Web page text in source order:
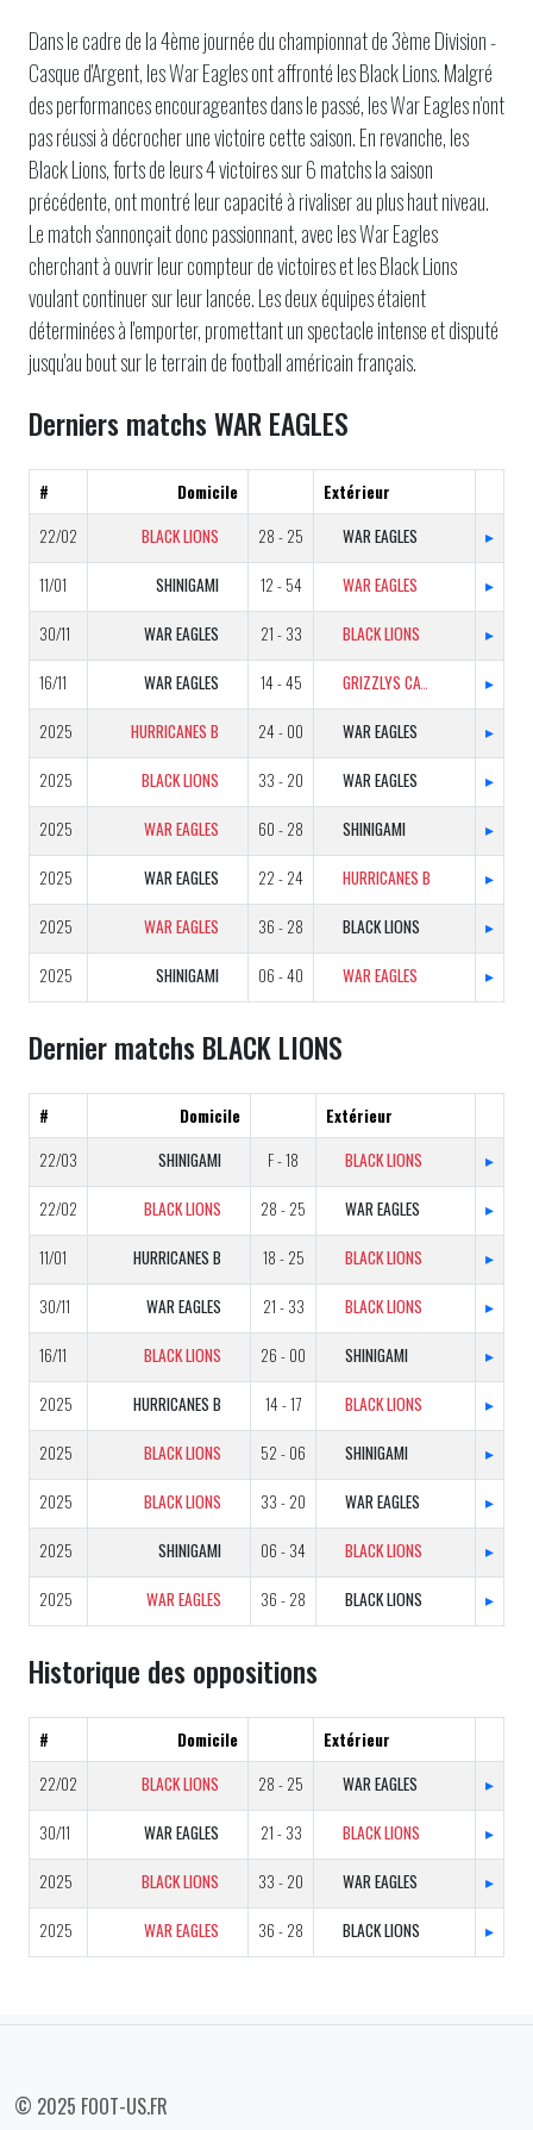
Dans le cadre de la 4ème journée du championnat de 3ème Division -
Casque d'Argent, les War Eagles ont affronté les Black Lions. Malgré
des performances encourageantes dans le passé, les War Eagles n'ont
pas réussi à décrocher une victoire cette saison. En revanche, les
Black Lions, forts de leurs 4 victoires sur 6 matchs la saison
précédente, ont montré leur capacité à rivaliser au plus haut niveau.
Le match s'annonçait donc passionnant, avec les War Eagles
cherchant à ouvrir leur compteur de victoires et les Black Lions
voulant continuer sur leur lancée. Les deux équipes étaient
déterminées à l'emporter, promettant un spectacle intense et disputé
jusqu'au bout sur le terrain de football américain français.
Derniers matchs WAR EAGLES
# Domicile
Extérieur
22/02
BLACK LIONS 28 - 25 WAR EAGLES ▸
11/01 SHINIGAMI 12 - 54 WAR EAGLES ▸
30/11 WAR EAGLES 21 - 33 BLACK LIONS ▸
16/11 WAR EAGLES 14 - 45 GRIZZLYS CATALANS B ▸
2025 HURRICANES B 24 - 00 WAR EAGLES ▸
2025 BLACK LIONS 33 - 20 WAR EAGLES ▸
2025 WAR EAGLES 60 - 28 SHINIGAMI ▸
2025 WAR EAGLES 22 - 24 HURRICANES B ▸
2025 WAR EAGLES 36 - 28 BLACK LIONS ▸
2025 SHINIGAMI 06 - 40 WAR EAGLES ▸
Dernier matchs BLACK LIONS
# Domicile
Extérieur
22/03
SHINIGAMI F - 18 BLACK LIONS ▸
22/02 BLACK LIONS 28 - 25 WAR EAGLES ▸
11/01 HURRICANES B 18 - 25 BLACK LIONS ▸
30/11 WAR EAGLES 21 - 33 BLACK LIONS ▸
16/11 BLACK LIONS 26 - 00 SHINIGAMI ▸
2025 HURRICANES B 14 - 17 BLACK LIONS ▸
2025 BLACK LIONS 52 - 06 SHINIGAMI ▸
2025 BLACK LIONS 33 - 20 WAR EAGLES ▸
2025 SHINIGAMI 06 - 34 BLACK LIONS ▸
2025 WAR EAGLES 36 - 28 BLACK LIONS ▸
Historique des oppositions
# Domicile
Extérieur
22/02
BLACK LIONS 28 - 25 WAR EAGLES ▸
30/11 WAR EAGLES 21 - 33 BLACK LIONS ▸
2025 BLACK LIONS 33 - 20 WAR EAGLES ▸
2025 WAR EAGLES 36 - 28 BLACK LIONS ▸
© 2025 FOOT-US.FR